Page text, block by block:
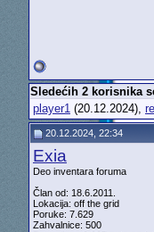
Sledećih 2 korisnika
player1(20.12.2024),
20.12.2024, 22:34
Exia
Deo inventara foruma
Član od: 18.6.2011.
Lokacija: off the grid
Poruke: 7.629
Zahvalnice: 500